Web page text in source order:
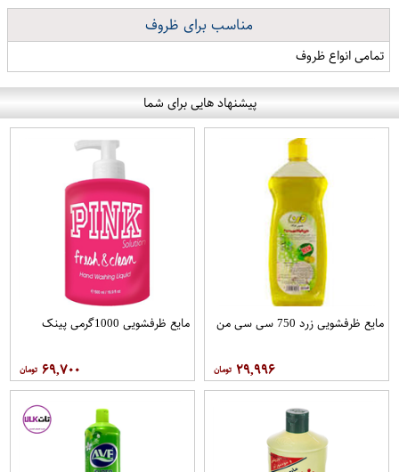
مناسب برای ظروف
تمامی انواع ظروف
پیشنهاد هایی برای شما
مایع ظرفشویی زرد 750 سی سی من
۲۹,۹۹۶
مایع ظرفشویی 1000گرمی پینک
۶۹,۷۰۰